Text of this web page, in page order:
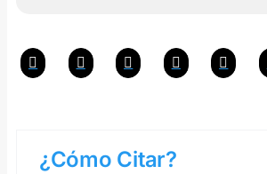
¿Cómo Citar?